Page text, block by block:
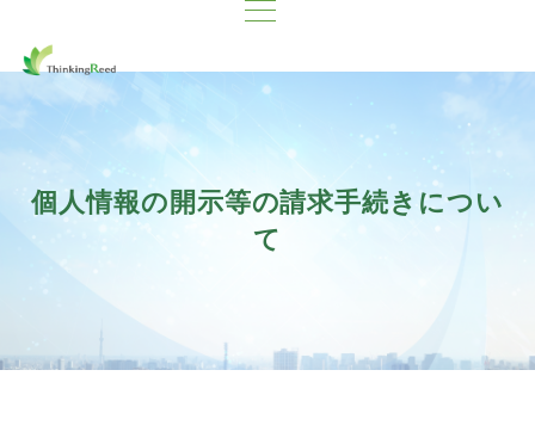
個人情報の開示等の請求手続きについ
て